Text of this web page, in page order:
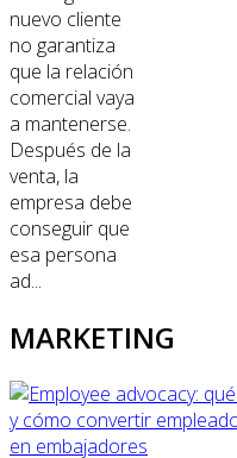
nuevo cliente
no garantiza
que la relación
comercial vaya
a mantenerse.
Después de la
venta, la
empresa debe
conseguir que
esa persona
ad...
MARKETING